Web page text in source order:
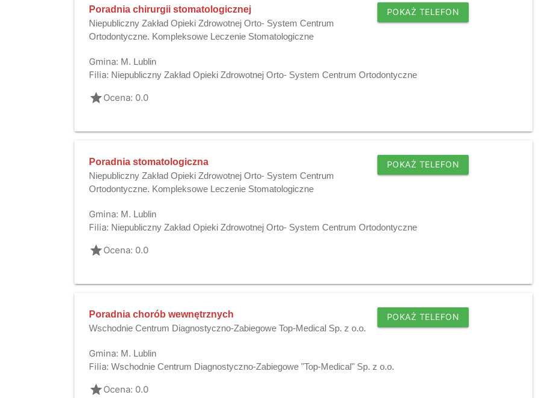
Poradnia chirurgii stomatologicznej
Niepubliczny Zakład Opieki Zdrowotnej Orto- System Centrum
Ortodontyczne. Kompleksowe Leczenie Stomatologiczne
POKAŻ TELEFON
Gmina: M. Lublin
Filia: Niepubliczny Zakład Opieki Zdrowotnej Orto- System Centrum Ortodontyczne
gradeOcena: 0.0
Poradnia stomatologiczna
Niepubliczny Zakład Opieki Zdrowotnej Orto- System Centrum
Ortodontyczne. Kompleksowe Leczenie Stomatologiczne
POKAŻ TELEFON
Gmina: M. Lublin
Filia: Niepubliczny Zakład Opieki Zdrowotnej Orto- System Centrum Ortodontyczne
gradeOcena: 0.0
Poradnia chorób wewnętrznych
Wschodnie Centrum Diagnostyczno-Zabiegowe Top-Medical Sp. z o.o.
POKAŻ TELEFON
Gmina: M. Lublin
Filia: Wschodnie Centrum Diagnostyczno-Zabiegowe "Top-Medical" Sp. z o.o.
gradeOcena: 0.0